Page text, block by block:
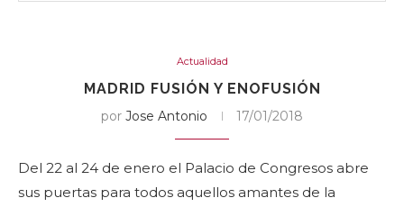
Actualidad
MADRID FUSIÓN Y ENOFUSIÓN
por Jose Antonio 17/01/2018
Del 22 al 24 de enero el Palacio de Congresos abre
sus puertas para todos aquellos amantes de la